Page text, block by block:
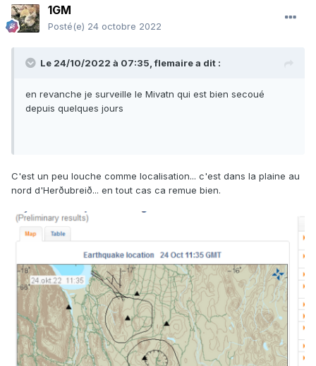
1GM
Posté(e) 24 octobre 2022
Le 24/10/2022 à 07:35,flemairea dit :
en revanche je surveille le Mivatn qui est bien secoué
depuis quelques jours
C'est un peu louche comme localisation... c'est dans la plaine au
nord d'Herðubreið... en tout cas ca remue bien.